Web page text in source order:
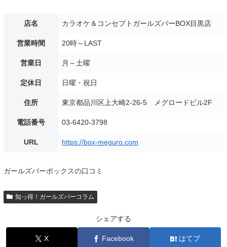
店名 カラオケ＆コンセプトガールズバーBOX目黒店
営業時間 20時～LAST
営業日 月～土曜
定休日 日曜・祝日
住所 東京都品川区上大崎2-26-5 メグロードビル2F
電話番号 03-6420-3798
URL https://box-meguro.com
ガールズバーボックスの口コミ
知っ得！ガールズバーコラム
シェアする
X Facebook はてブ